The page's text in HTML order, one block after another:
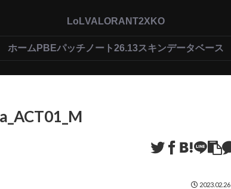
LoLVALORANT2XKO
ホーム PBEパッチノート26.13スキンデータベース
2023.02.26